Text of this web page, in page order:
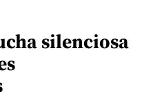
silenciosa